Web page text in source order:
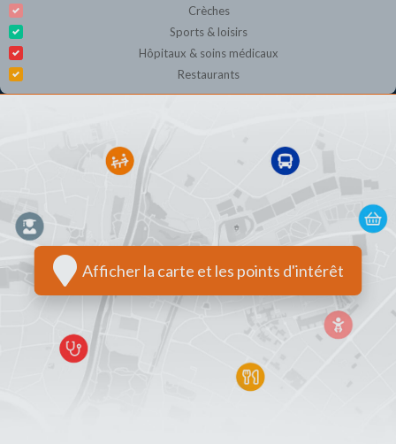
Crèches
Sports & loisirs
Hôpitaux & soins médicaux
Restaurants
Afficher la carte et les points d'intérêt